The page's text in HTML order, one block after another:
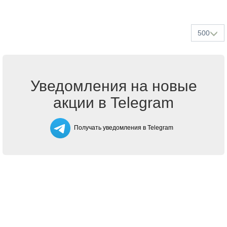
500
Уведомления на новые
акции в Telegram
Получать уведомления в Telegram